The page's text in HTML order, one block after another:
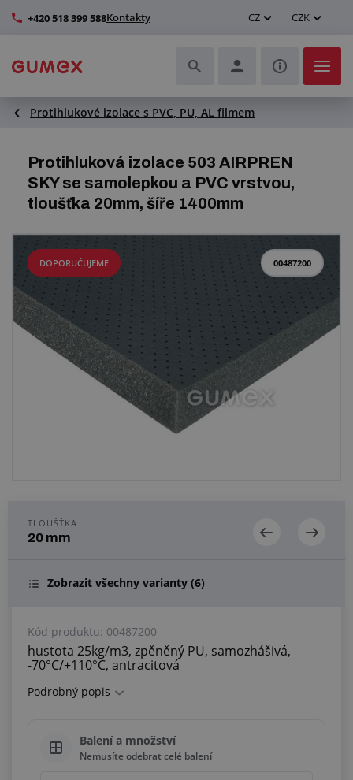
+420 518 399 588Kontakty CZ CZK
Hadice a jejich kompletace
Profily a výroba těsnění
Technické plasty
Dopravníkové pásy a montáž
Zlepšení pracovního prostředí
Další pryžové a plastové výrobky
Centrum poptávek
Protihlukové izolace s PVC, PU, AL filmem
Protihluková izolace 503 AIRPREN
SKY se samolepkou a PVC vrstvou,
tloušťka 20mm, šíře 1400mm
00487200
DOPORUČUJEME
TLOUŠŤKA
20 mm
Zobrazit všechny varianty (6)
Kód produktu: 00487200
hustota 25kg/m3, zpěněný PU, samozhášivá,
-70°C/+110°C, antracitová
Podrobný popis
Balení a množství
Nemusíte odebrat celé balení